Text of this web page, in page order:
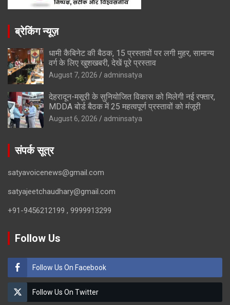
ब्रेकिंग न्यूज़
धामी कैबिनेट की बैठक, 15 प्रस्तावों पर लगी मुहर, सामान्य
वर्ग के लिए खुशखबरी, देखें पूरे प्रस्ताव
August 7, 2026 adminsatya
देहरादून-मसूरी के सुनियोजित विकास को मिलेगी नई रफ्तार,
MDDA बोर्ड बैठक में 25 महत्वपूर्ण प्रस्तावों को मंजूरी
August 6, 2026 adminsatya
संपर्क सूत्र
satyavoicenews@gmail.com
satyajeetchaudhary@gmail.com
+91-9456212199 , 9999913299
Follow Us
Follow Us On Facebook
Follow Us On Twitter